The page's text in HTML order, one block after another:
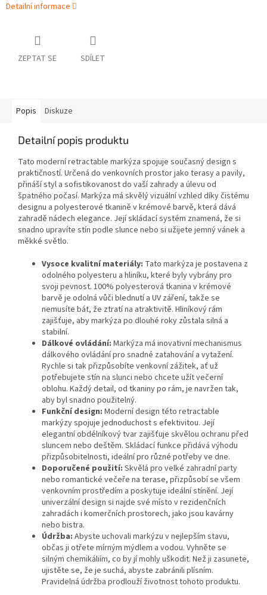
Detailní informace
ZEPTAT SE SDÍLET
Popis Diskuze
Detailní popis produktu
Tato moderní retractable markýza spojuje současný design s
praktičností. Určená do venkovních prostor jako terasy a pavily,
přináší styl a sofistikovanost do vaší zahrady a úlevu od
špatného počasí. Markýza má skvělý vizuální vzhled díky čistému
designu a polyesterové tkanině v krémové barvě, která dává
zahradě nádech elegance. Její skládací systém znamená, že si
snadno upravíte stín podle slunce nebo si užijete jemný vánek a
měkké světlo.
Vysoce kvalitní materiály: Tato markýza je postavena z
odolného polyesteru a hliníku, které byly vybrány pro
svoji pevnost. 100% polyesterová tkanina v krémové
barvě je odolná vůči blednutí a UV záření, takže se
nemusíte bát, že ztratí na atraktivitě. Hliníkový rám
zajišťuje, aby markýza po dlouhé roky zůstala silná a
stabilní.
Dálkové ovládání: Markýza má inovativní mechanismus
dálkového ovládání pro snadné zatahování a vytažení.
Rychle si tak přizpůsobíte venkovní zážitek, ať už
potřebujete stín na slunci nebo chcete užít večerní
oblohu. Každý detail, od tkaniny po rám, je navržen tak,
aby byl snadno použitelný.
Funkční design: Moderní design této retractable
markýzy spojuje jednoduchost s efektivitou. Její
elegantní obdélníkový tvar zajišťuje skvělou ochranu před
sluncem nebo deštěm. Skládací funkce přidává výhodu
přizpůsobitelnosti, ideální pro různé potřeby ve dne.
Doporučené použití: Skvělá pro velké zahradní party
nebo romantické večeře na terase, přizpůsobí se všem
venkovním prostředím a poskytuje ideální stínění. Její
univerzální design si najde své místo v rezidenčních
zahradách i komerčních prostorech, jako jsou kavárny
nebo bistra.
Údržba: Abyste uchovali markýzu v nejlepším stavu,
občas ji otřete mírným mýdlem a vodou. Vyhněte se
silným chemikáliím, co by jí mohly uškodit. Než ji zasunete,
ujistěte se, že je suchá, abyste zabránili plísním.
Pravidelná údržba prodlouží životnost tohoto produktu.